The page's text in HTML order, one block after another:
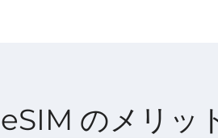
のメリッ